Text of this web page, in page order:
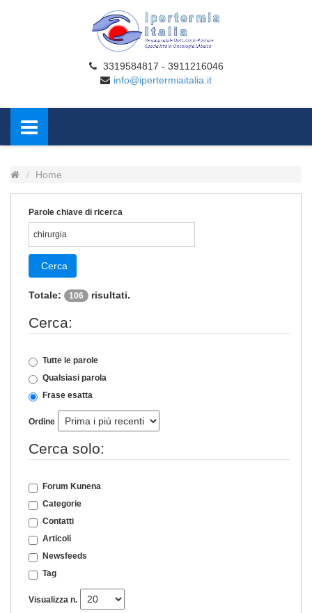
3319584817 - 3911216046
info@ipertermiaitalia.it
Home
Parole chiave di ricerca
Cerca
Totale: 106 risultati.
Cerca:
Tutte le parole
Qualsiasi parola
Frase esatta
Ordine
Cerca solo:
Forum Kunena
Categorie
Contatti
Articoli
Newsfeeds
Tag
Visualizza n.